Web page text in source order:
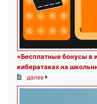
«Бесплатные бонусы в
кибератаках на
далее